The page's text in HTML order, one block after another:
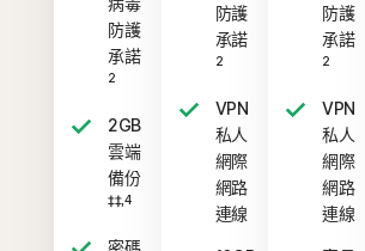
防護
承諾
2
2GB
雲端
備份
‡‡,4
密碼
防護
承諾
2
VPN
私人
網際
網路
連線
防護
承諾
2
VPN
私人
網際
網路
連線